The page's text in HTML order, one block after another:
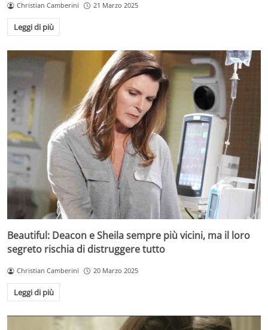
Christian Camberini 21 Marzo 2025
Leggi di più
Beautiful: Deacon e Sheila sempre più vicini, ma il loro
segreto rischia di distruggere tutto
Christian Camberini 20 Marzo 2025
Leggi di più